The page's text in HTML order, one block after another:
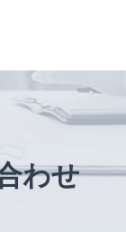
わせ